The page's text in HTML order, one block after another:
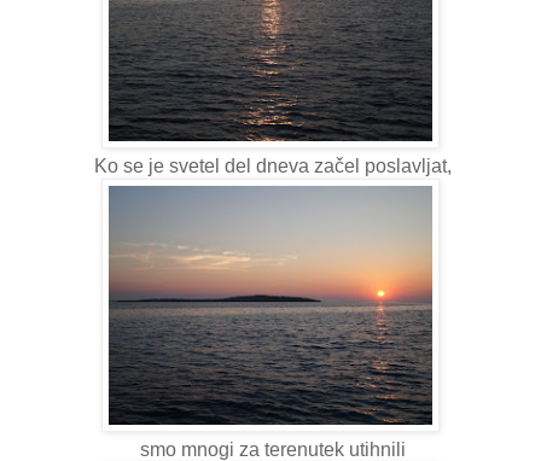
Ko se je svetel del dneva začel poslavljat,
smo mnogi za terenutek utihnili